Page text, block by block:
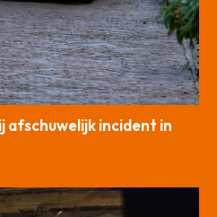
afschuwelijk incident in